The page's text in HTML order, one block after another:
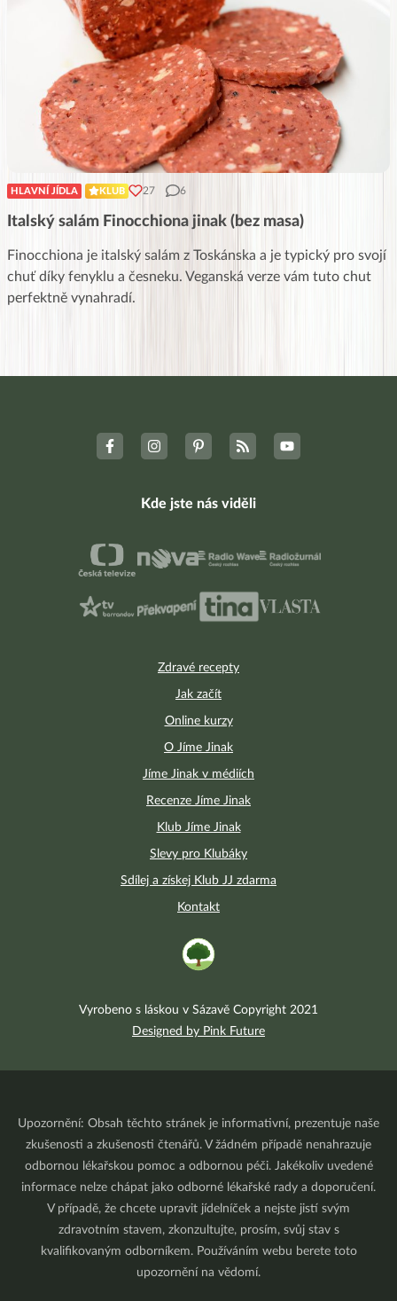
HLAVNÍ JÍDLA KLUB 27 6
Italský salám Finocchiona jinak (bez masa)
Finocchiona je italský salám z Toskánska a je typický pro svojí
chuť díky fenyklu a česneku. Veganská verze vám tuto chut
perfektně vynahradí.
Zdravé recepty
Jak začít
Online kurzy
O Jíme Jinak
Jíme Jinak v médiích
Recenze Jíme Jinak
Klub Jíme Jinak
Slevy pro Klubáky
Sdílej a získej Klub JJ zdarma
Kontakt
Kde jste nás viděli
Vyrobeno s láskou v Sázavě Copyright 2021
Designed by Pink Future
Upozornění: Obsah těchto stránek je informativní, prezentuje naše
zkušenosti a zkušenosti čtenářů. V žádném případě nenahrazuje
odbornou lékařskou pomoc a odbornou péči. Jakékoliv uvedené
informace nelze chápat jako odborné lékařské rady a doporučení.
V případě, že chcete upravit jídelníček a nejste jistí svým
zdravotním stavem, zkonzultujte, prosím, svůj stav s
kvalifikovaným odborníkem. Používáním webu berete toto
upozornění na vědomí.